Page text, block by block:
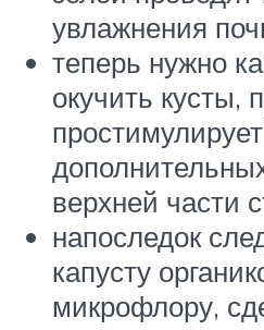
увлажнения
теперь нужно
окучить кусты,
верхней части
напоследок
капусту
микрофлору,